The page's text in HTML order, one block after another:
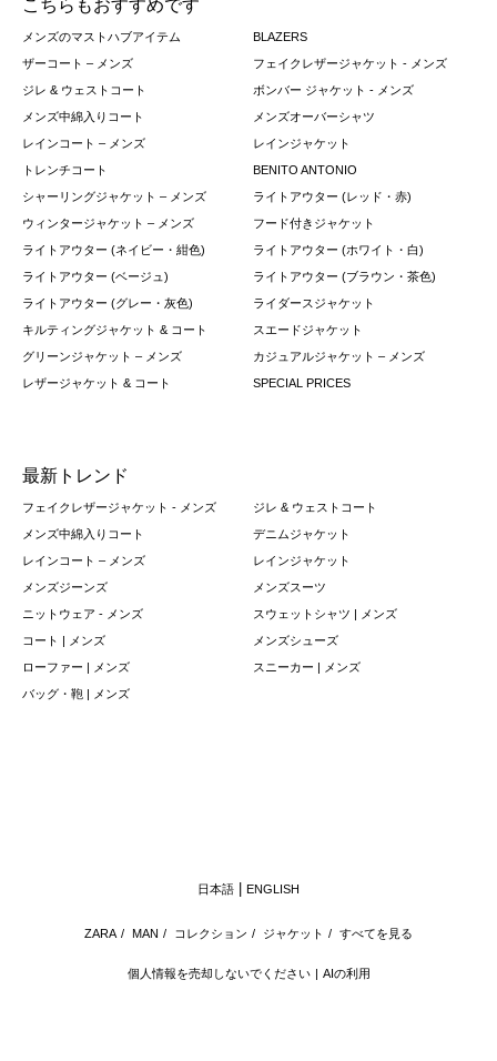
こちらもおすすめです
メンズのマストハブアイテム
BLAZERS
ザーコート – メンズ
フェイクレザージャケット - メンズ
ジレ & ウェストコート
ボンバー ジャケット - メンズ
メンズ中綿入りコート
メンズオーバーシャツ
レインコート – メンズ
レインジャケット
トレンチコート
BENITO ANTONIO
シャーリングジャケット – メンズ
ライトアウター (レッド・赤)
ウィンタージャケット – メンズ
フード付きジャケット
ライトアウター (ネイビー・紺色)
ライトアウター (ホワイト・白)
ライトアウター (ベージュ)
ライトアウター (ブラウン・茶色)
ライトアウター (グレー・灰色)
ライダースジャケット
キルティングジャケット & コート
スエードジャケット
グリーンジャケット – メンズ
カジュアルジャケット – メンズ
レザージャケット & コート
SPECIAL PRICES
最新トレンド
フェイクレザージャケット - メンズ
ジレ & ウェストコート
メンズ中綿入りコート
デニムジャケット
レインコート – メンズ
レインジャケット
メンズジーンズ
メンズスーツ
ニットウェア - メンズ
スウェットシャツ | メンズ
コート | メンズ
メンズシューズ
ローファー | メンズ
スニーカー | メンズ
バッグ・鞄 | メンズ
個人情報を売却しないでください AIの利用
ZARA / MAN / コレクション / ジャケット / すべてを見る
日本語 ENGLISH